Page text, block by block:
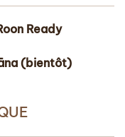
Ready
(bientôt)